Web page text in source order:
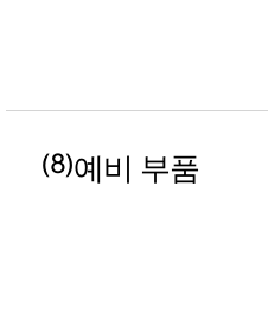
(8)예비 부품